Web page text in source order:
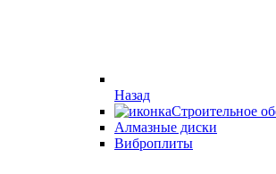
Назад
Строительное
Алмазные диски
Виброплиты